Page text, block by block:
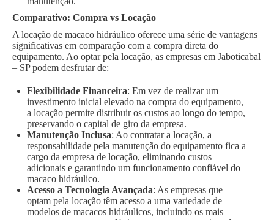
Comparativo: Compra vs Locação
A locação de macaco hidráulico oferece uma série de vantagens
significativas em comparação com a compra direta do
equipamento. Ao optar pela locação, as empresas em Jaboticabal
– SP podem desfrutar de:
Flexibilidade Financeira: Em vez de realizar um
investimento inicial elevado na compra do equipamento,
a locação permite distribuir os custos ao longo do tempo,
preservando o capital de giro da empresa.
Manutenção Inclusa: Ao contratar a locação, a
responsabilidade pela manutenção do equipamento fica a
cargo da empresa de locação, eliminando custos
adicionais e garantindo um funcionamento confiável do
macaco hidráulico.
Acesso a Tecnologia Avançada: As empresas que
optam pela locação têm acesso a uma variedade de
modelos de macacos hidráulicos, incluindo os mais